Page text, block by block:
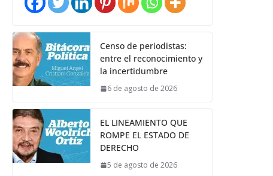
Censo de periodistas:
entre el reconocimiento y
la incertidumbre
6 de agosto de 2026
EL LINEAMIENTO QUE
ROMPE EL ESTADO DE
DERECHO
5 de agosto de 2026